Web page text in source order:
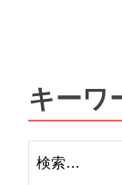
キーワ
索: